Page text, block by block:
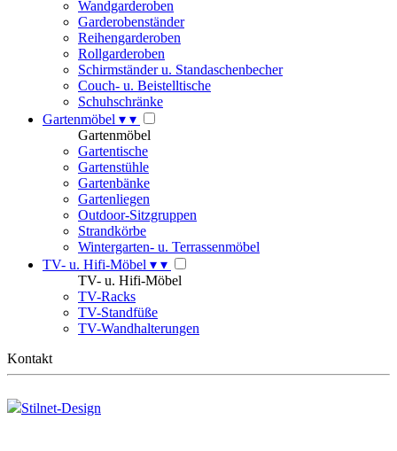
Wandgarderoben
Garderobenständer
Reihengarderoben
Rollgarderoben
Schirmständer u. Standaschenbecher
Couch- u. Beistelltische
Schuhschränke
Gartenmöbel ▾ ▾
Gartenmöbel
Gartentische
Gartenstühle
Gartenbänke
Gartenliegen
Outdoor-Sitzgruppen
Strandkörbe
Wintergarten- u. Terrassenmöbel
TV- u. Hifi-Möbel ▾ ▾
TV- u. Hifi-Möbel
TV-Racks
TV-Standfüße
TV-Wandhalterungen
Kontakt
Stilnet-Design